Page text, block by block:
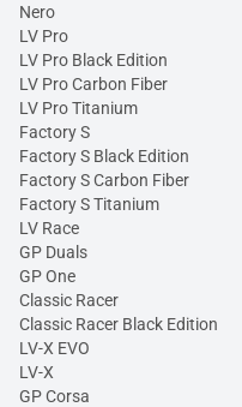
Nero
LV Pro
LV Pro Black Edition
LV Pro Carbon Fiber
LV Pro Titanium
Factory S
Factory S Black Edition
Factory S Carbon Fiber
Factory S Titanium
LV Race
GP Duals
GP One
Classic Racer
Classic Racer Black Edition
LV-X EVO
LV-X
GP Corsa